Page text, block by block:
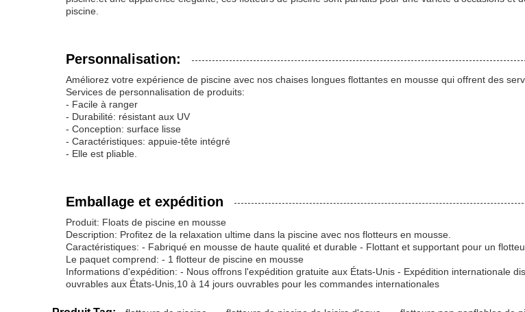
piscine.
Personnalisation:
Améliorez votre expérience de piscine avec nos chaises longues flottantes en mousse qui offrent des
Services de personnalisation de produits:
- Facile à ranger
- Durabilité: résistant aux UV
- Conception: surface lisse
- Caractéristiques: appuie-tête intégré
- Elle est pliable.
Emballage et expédition
Produit: Floats de piscine en mousse
Description: Profitez de la relaxation ultime dans la piscine avec nos flotteurs en mousse.
Caractéristiques: - Fabriqué en mousse de haute qualité et durable - Flottant et supportant pour un
Le paquet comprend: - 1 flotteur de piscine en mousse
Informations d'expédition: - Nous offrons l'expédition gratuite aux États-Unis - Expédition internationale
ouvrables aux États-Unis,10 à 14 jours ouvrables pour les commandes internationales